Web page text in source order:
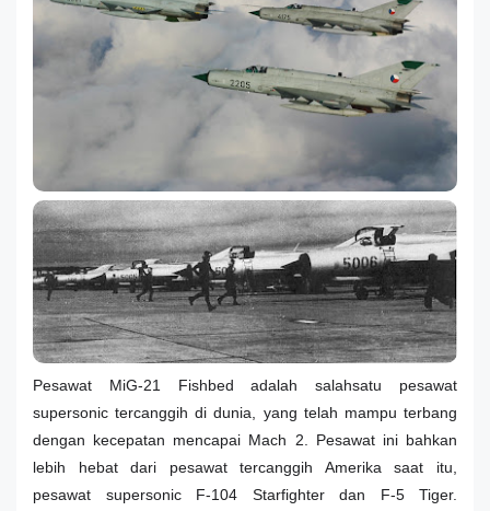
Pesawat MiG-21 Fishbed adalah salahsatu pesawat
supersonic tercanggih di dunia, yang telah mampu terbang
dengan kecepatan mencapai Mach 2. Pesawat ini bahkan
lebih hebat dari pesawat tercanggih Amerika saat itu,
pesawat supersonic F-104 Starfighter dan F-5 Tiger.